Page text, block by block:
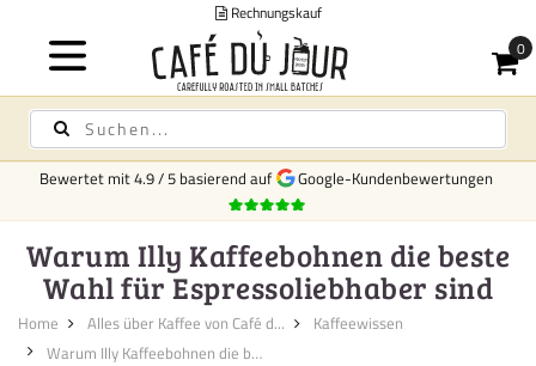
Rechnungskauf
Bewertet mit4.9/5 basierend auf Google-Kundenbewertungen
Warum Illy Kaffeebohnen die beste
Wahl für Espressoliebhaber sind
Home Alles über Kaffee von Café d...
Kaffeewissen
Warum Illy Kaffeebohnen die be...